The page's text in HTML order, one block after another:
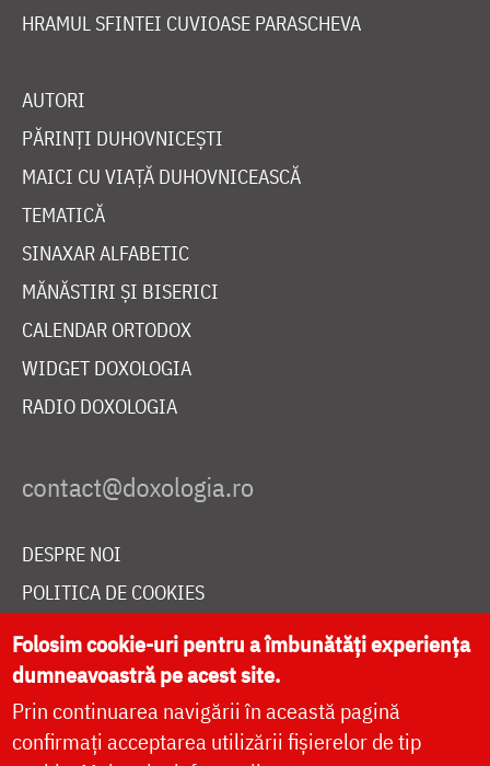
HRAMUL SFINTEI CUVIOASE PARASCHEVA
AUTORI
PĂRINȚI DUHOVNICEȘTI
MAICI CU VIAȚĂ DUHOVNICEASCĂ
TEMATICĂ
SINAXAR ALFABETIC
MĂNĂSTIRI ȘI BISERICI
CALENDAR ORTODOX
WIDGET DOXOLOGIA
RADIO DOXOLOGIA
DESPRE NOI
POLITICA DE COOKIES
DONEAZĂ ONLINE PENTRU CATEDRALA NAȚIONALĂ
LIVE
Folosim cookie-uri pentru a îmbunătăți experiența
dumneavoastră pe acest site.
Prin continuarea navigării în această pagină
confirmați acceptarea utilizării fișierelor de tip